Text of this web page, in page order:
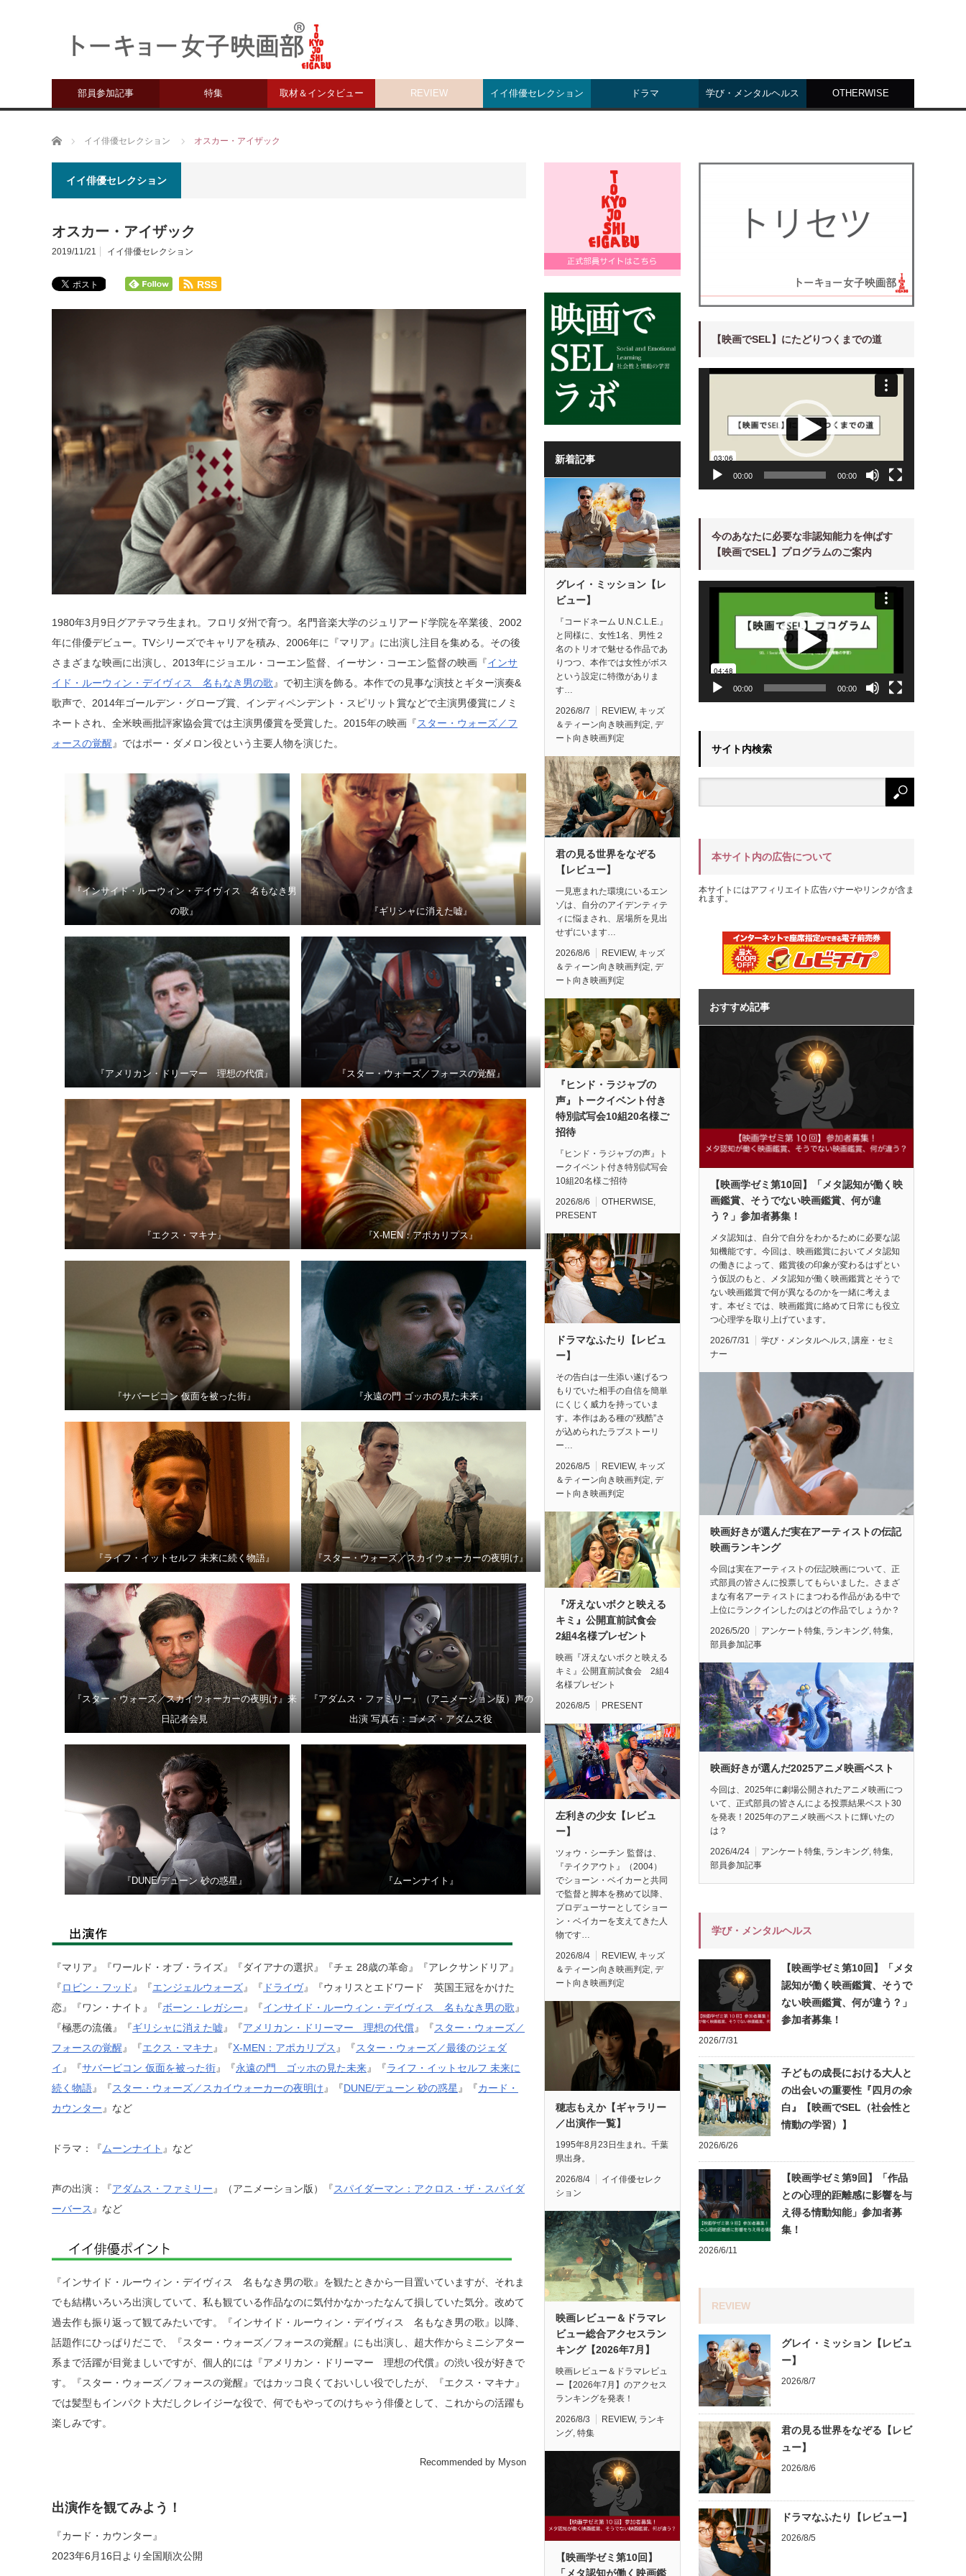
部員参加記事 特集 取材＆インタビュー REVIEW イイ俳優セレクション ドラマ 学び・メンタルヘルス OTHERWISE
ホーム イイ俳優セレクション オスカー・アイザック
イイ俳優セレクション
オスカー・アイザック
2019/11/21 イイ俳優セレクション
RSS
1980年3月9日グアテマラ生まれ。フロリダ州で育つ。名門音楽大学のジュリアード学院を卒業後、2002
年に俳優デビュー。TVシリーズでキャリアを積み、2006年に『マリア』に出演し注目を集める。その後
さまざまな映画に出演し、2013年にジョエル・コーエン監督、イーサン・コーエン監督の映画『インサ
イド・ルーウィン・デイヴィス 名もなき男の歌 』で初主演を飾る。本作での見事な演技とギター演奏&
歌声で、2014年ゴールデン・グローブ賞、インディペンデント・スピリット賞などで主演男優賞にノミ
ネートされ、全米映画批評家協会賞では主演男優賞を受賞した。2015年の映画『スター・ウォーズ／フ
ォースの覚醒 』ではポー・ダメロン役という主要人物を演じた。
『インサイド・ルーウィン・デイヴィス 名もなき男
の歌』
『ギリシャに消えた嘘』
『アメリカン・ドリーマー 理想の代償』 『スター・ウォーズ／フォースの覚醒』
『エクス・マキナ』 『X-MEN：アポカリプス』
『サバービコン 仮面を被った街』 『永遠の門 ゴッホの見た未来』
『ライフ・イットセルフ 未来に続く物語』 『スター・ウォーズ／スカイウォーカーの夜明け』
『スター・ウォーズ／スカイウォーカーの夜明け』来
日記者会見
『アダムス・ファミリー』（アニメーション版）声の
出演 写真右：ゴメズ・アダムス役
『DUNE/デューン 砂の惑星』 『ムーンナイト』
『マリア』『ワールド・オブ・ライズ』『ダイアナの選択』『チェ 28歳の革命』『アレクサンドリア』
『ロビン・フッド 』『エンジェルウォーズ』『 ドライヴ』『ウォリスとエドワード 英国王冠をかけた
恋』『ワン・ナイト』『ボーン・レガシー』『インサイド・ルーウィン・デイヴィス 名もなき男の歌』
『極悪の流儀』『ギリシャに消えた嘘』『アメリカン・ドリーマー 理想の代償』『スター・ウォーズ／
フォースの覚醒』『エクス・マキナ』『X-MEN：アポカリプス 』『スター・ウォーズ／最後のジェダ
イ 』『サバービコン 仮面を被った街』『永遠の門 ゴッホの見た未来』『ライフ・イットセルフ 未来に
続く物語』『スター・ウォーズ／スカイウォーカーの夜明け』『DUNE/デューン 砂の惑星』『カード・
カウンター』など
ドラマ：『ムーンナイト 』など
声の出演：『アダムス・ファミリー』（アニメーション版）『スパイダーマン：アクロス・ザ・スパイダ
ーバース 』など
『インサイド・ルーウィン・デイヴィス 名もなき男の歌』を観たときから一目置いていますが、それま
でも結構いろいろ出演していて、私も観ている作品なのに気付かなかったなんて損していた気分。改めて
過去作も振り返って観てみたいです。『インサイド・ルーウィン・デイヴィス 名もなき男の歌』以降、
話題作にひっぱりだこで、『スター・ウォーズ／フォースの覚醒』にも出演し、超大作からミニシアター
系まで活躍が目覚ましいですが、個人的には『アメリカン・ドリーマー 理想の代償』の渋い役が好きで
す。『スター・ウォーズ／フォースの覚醒』ではカッコ良くておいしい役でしたが、『エクス・マキナ』
では髪型もインパクト大だしクレイジーな役で、何でもやってのけちゃう俳優として、これからの活躍も
楽しみです。
Recommended by Myson
出演作を観てみよう！
『カード・カウンター』
2023年6月16日より全国順次公開
新着記事
グレイ・ミッション【レ
ビュー】
『コードネーム U.N.C.L.E.』
と同様に、女性1名、男性２
名のトリオで魅せる作品であ
りつつ、本作では女性がボス
という設定に特徴がありま
す…
2026/8/7 REVIEW, キッズ
＆ティーン向き映画判定, デ
ート向き映画判定
君の見る世界をなぞる
【レビュー】
一見恵まれた環境にいるエン
ゾは、自分のアイデンティテ
ィに悩まされ、居場所を見出
せずにいます…
2026/8/6 REVIEW, キッズ
＆ティーン向き映画判定, デ
ート向き映画判定
『ヒンド・ラジャブの
声』トークイベント付き
特別試写会10組20名様ご
招待
『ヒンド・ラジャブの声』ト
ークイベント付き特別試写会
10組20名様ご招待
2026/8/6 OTHERWISE
PRESENT
ドラマなふたり【レビュ
ー】
その告白は一生添い遂げるつ
もりでいた相手の自信を簡単
にくじく威力を持っていま
す。本作はある種の“残酷”さ
が込められたラブストーリ
ー…
2026/8/5 REVIEW, キッズ
＆ティーン向き映画判定, デ
ート向き映画判定
『冴えないボクと映える
キミ』公開直前試食会
2組4名様プレゼント
映画『冴えないボクと映える
キミ』公開直前試食会 2組4
名様プレゼント
2026/8/5 PRESENT
左利きの少女【レビュ
ー】
ツォウ・シーチン 監督は、
『テイクアウト』（2004）
でショーン・ベイカーと共同
で監督と脚本を務めて以降、
プロデューサーとしてショー
ン・ベイカーを支えてきた人
物です…
2026/8/4 REVIEW, キッズ
＆ティーン向き映画判定, デ
ート向き映画判定
穂志もえか【ギャラリー
／出演作一覧】
1995年8月23日生まれ。千葉
県出身。
2026/8/4
イイ俳優セレク
ション
映画レビュー＆ドラマレ
ビュー総合アクセスラン
キング【2026年7月】
映画レビュー＆ドラマレビュ
ー【2026年7月】のアクセス
ランキングを発表！
2026/8/3 REVIEW, ランキ
ング 特集
【映画学ゼミ第10回】
「メタ認知が働く映画鑑
【映画でSEL】にたどりつくまでの道
00:00 00:00
今のあなたに必要な非認知能力を伸ばす
【映画でSEL】プログラムのご案内
動
00:00 00:00
サイト内検索
本サイト内の広告について
本サイトにはアフィリエイト広告バナーやリンクが含ま
れます。
おすすめ記事
【映画学ゼミ第10回】「メタ認知が働く映
画鑑賞、そうでない映画鑑賞、何が違
う？」参加者募集！
メタ認知は、自分で自分をわかるために必要な認
知機能です。今回は、映画鑑賞においてメタ認知
の働きによって、鑑賞後の印象が変わるはずとい
う仮説のもと、メタ認知が働く映画鑑賞とそうで
ない映画鑑賞で何が異なるのかを一緒に考えま
す。本ゼミでは、映画鑑賞に絡めて日常にも役立
つ心理学を取り上げています。
2026/7/31 学び・メンタルヘルス, 講座・セミ
ナー
映画好きが選んだ実在アーティストの伝記
映画ランキング
今回は実在アーティストの伝記映画について、正
式部員の皆さんに投票してもらいました。さまざ
まな有名アーティストにまつわる作品がある中で
上位にランクインしたのはどの作品でしょうか？
2026/5/20 アンケート特集, ランキング, 特集,
部員参加記事
映画好きが選んだ2025アニメ映画ベスト
今回は、2025年に劇場公開されたアニメ映画につ
いて、正式部員の皆さんによる投票結果ベスト30
を発表！2025年のアニメ映画ベストに輝いたの
は？
2026/4/24 アンケート特集, ランキング, 特集,
部員参加記事
学び・メンタルヘルス
【映画学ゼミ第10回】「メタ
認知が働く映画鑑賞、そうで
ない映画鑑賞、何が違う？」
参加者募集！
2026/7/31
子どもの成長における大人と
の出会いの重要性『四月の余
白』【映画でSEL（社会性と
情動の学習）】
2026/6/26
【映画学ゼミ第9回】「作品
との心理的距離感に影響を与
え得る情動知能」参加者募
集！
2026/6/11
REVIEW
グレイ・ミッション【レビュ
ー】
2026/8/7
君の見る世界をなぞる【レビ
ュー】
2026/8/6
ドラマなふたり【レビュー】
2026/8/5